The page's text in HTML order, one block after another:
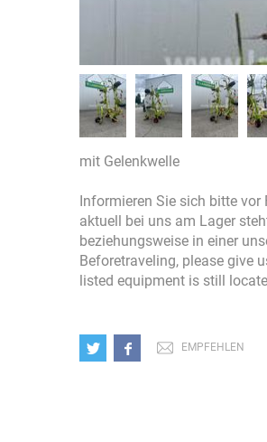
mit Gelenkwelle
Informieren Sie sich bitte
aktuell bei uns am Lager
beziehungsweise in einer
Beforetraveling, please give
listed equipment is still
EMPFEHLEN